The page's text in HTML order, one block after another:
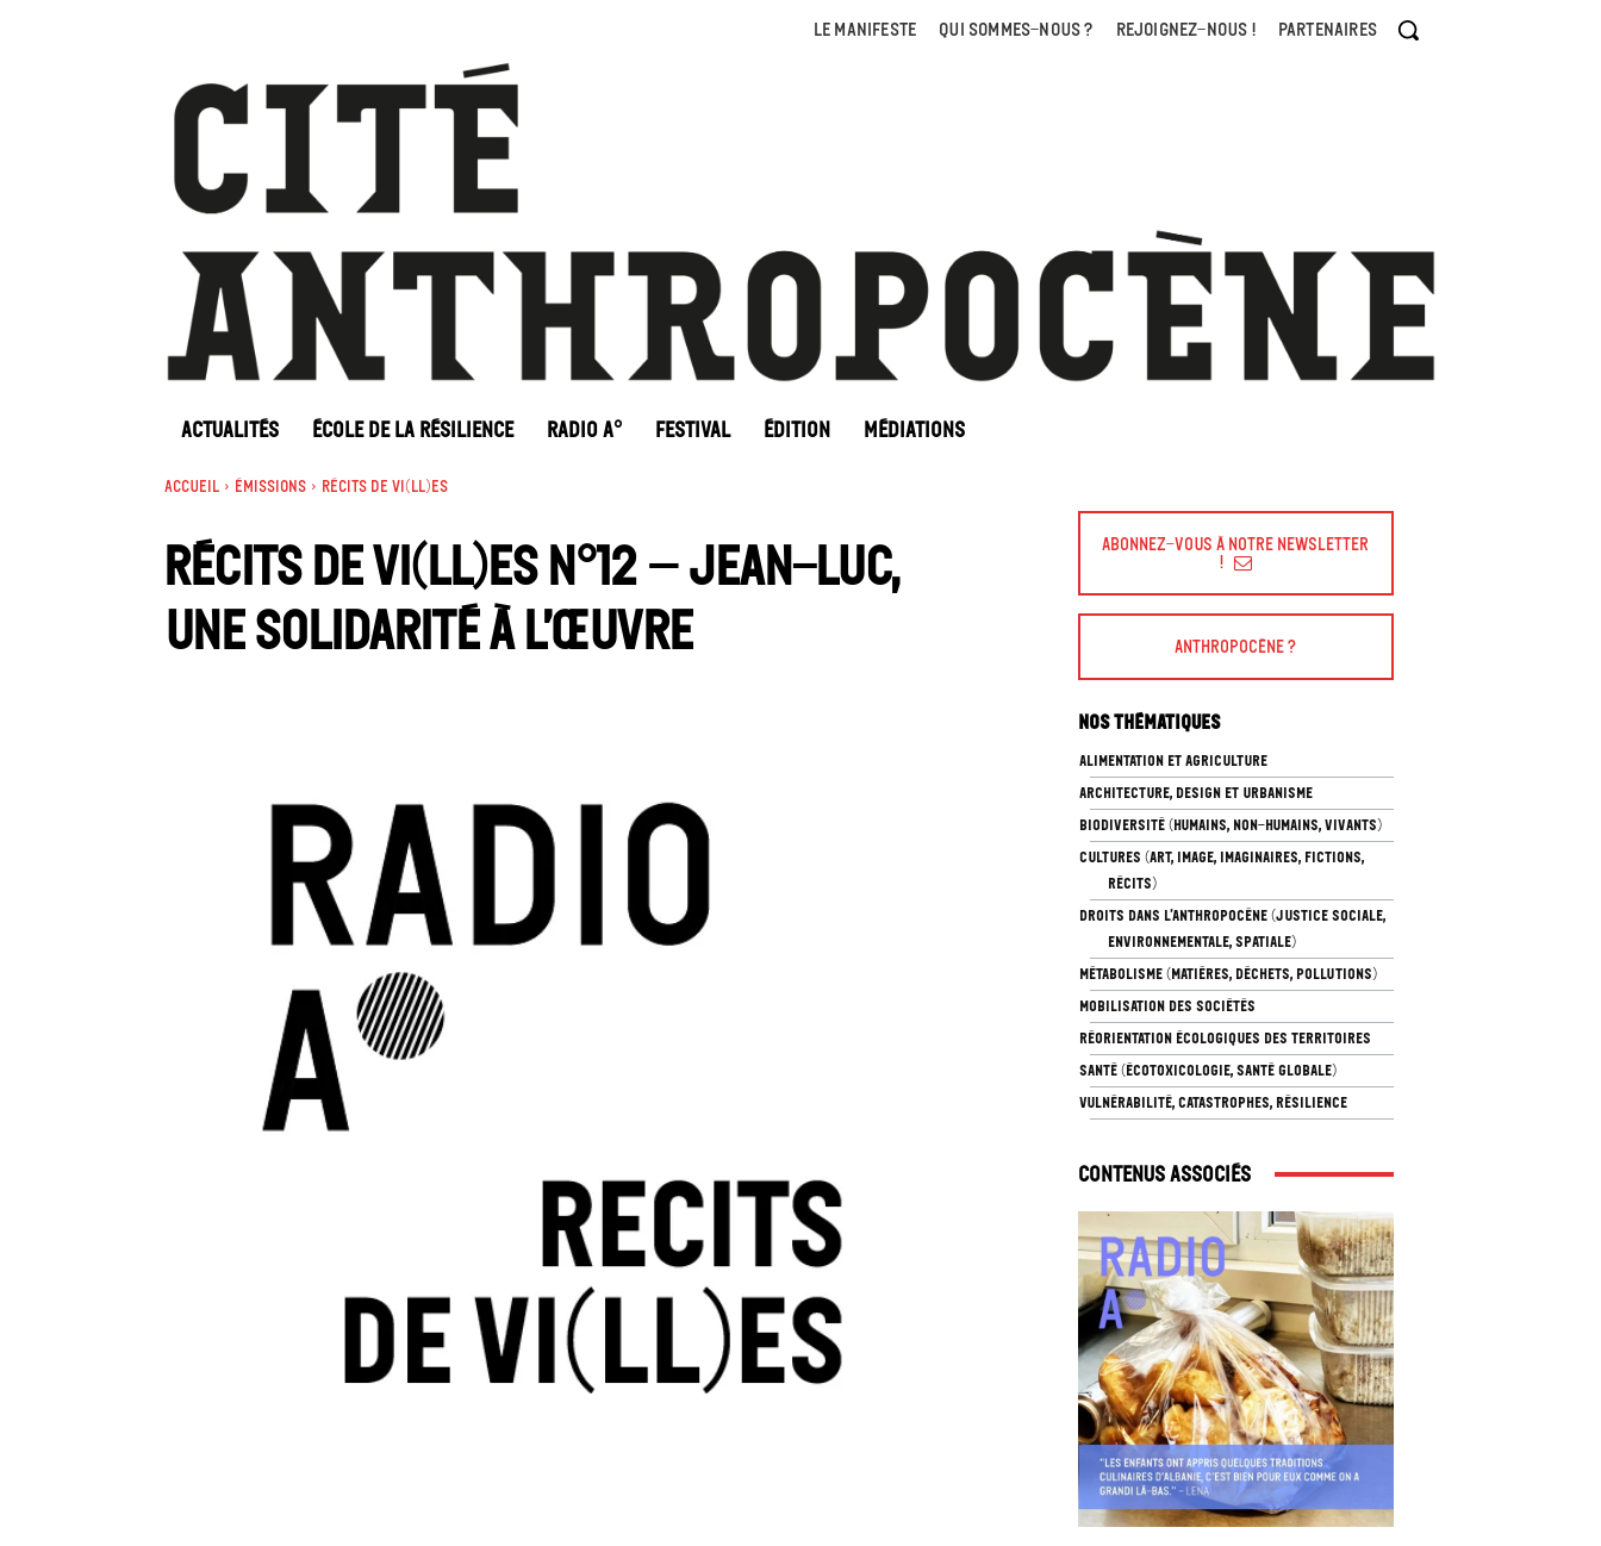
LE MANIFESTE QUI SOMMES-NOUS ? REJOIGNEZ-NOUS ! PARTENAIRES
ACTUALITÉS ÉCOLE DE LA RÉSILIENCE RADIO A° FESTIVAL ÉDITION MÉDIATIONS
Accueil Émissions Récits de Vi(ll)es
Récits de vi(ll)es n°12 – Jean-Luc,
une solidarité à l’œuvre
Abonnez-vous à Notre Newsletter
!
Anthropocène ?
Nos thématiques
ALIMENTATION ET AGRICULTURE
ARCHITECTURE, DESIGN ET URBANISME
BIODIVERSITÉ (HUMAINS, NON-HUMAINS, VIVANTS)
CULTURES (ART, IMAGE, IMAGINAIRES, FICTIONS,
RÉCITS)
DROITS DANS L’ANTHROPOCÈNE (JUSTICE SOCIALE,
ENVIRONNEMENTALE, SPATIALE)
MÉTABOLISME (MATIÈRES, DÉCHETS, POLLUTIONS)
MOBILISATION DES SOCIÉTÉS
RÉORIENTATION ÉCOLOGIQUES DES TERRITOIRES
SANTÉ (ÉCOTOXICOLOGIE, SANTÉ GLOBALE)
VULNÉRABILITÉ, CATASTROPHES, RÉSILIENCE
Contenus associés